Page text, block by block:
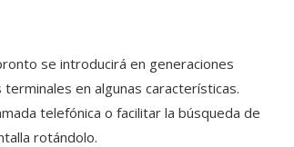
se introducirá en generaciones
en algunas características.
telefónica o facilitar la búsqueda de
rotándolo.